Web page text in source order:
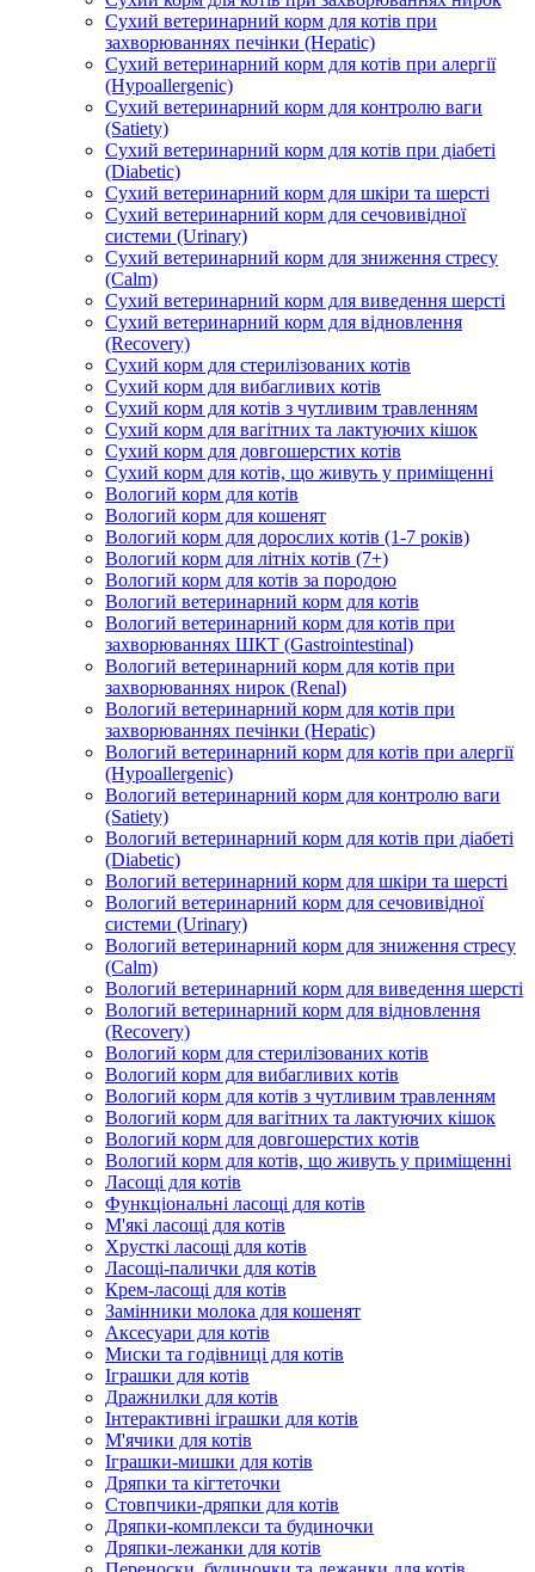
Сухий ветеринарний корм для котів при
захворюваннях печінки (Hepatic)
Сухий ветеринарний корм для котів при алергії
(Hypoallergenic)
Сухий ветеринарний корм для контролю ваги
(Satiety)
Сухий ветеринарний корм для котів при діабеті
(Diabetic)
Сухий ветеринарний корм для шкіри та шерсті
Сухий ветеринарний корм для сечовивідної
системи (Urinary)
Сухий ветеринарний корм для зниження стресу
(Calm)
Сухий ветеринарний корм для виведення шерсті
Сухий ветеринарний корм для відновлення
(Recovery)
Сухий корм для стерилізованих котів
Сухий корм для вибагливих котів
Сухий корм для котів з чутливим травленням
Сухий корм для вагітних та лактуючих кішок
Сухий корм для довгошерстих котів
Сухий корм для котів, що живуть у приміщенні
Вологий корм для котів
Вологий корм для кошенят
Вологий корм для дорослих котів (1-7 років)
Вологий корм для літніх котів (7+)
Вологий корм для котів за породою
Вологий ветеринарний корм для котів
Вологий ветеринарний корм для котів при
захворюваннях ШКТ (Gastrointestinal)
Вологий ветеринарний корм для котів при
захворюваннях нирок (Renal)
Вологий ветеринарний корм для котів при
захворюваннях печінки (Hepatic)
Вологий ветеринарний корм для котів при алергії
(Hypoallergenic)
Вологий ветеринарний корм для контролю ваги
(Satiety)
Вологий ветеринарний корм для котів при діабеті
(Diabetic)
Вологий ветеринарний корм для шкіри та шерсті
Вологий ветеринарний корм для сечовивідної
системи (Urinary)
Вологий ветеринарний корм для зниження стресу
(Calm)
Вологий ветеринарний корм для виведення шерсті
Вологий ветеринарний корм для відновлення
(Recovery)
Вологий корм для стерилізованих котів
Вологий корм для вибагливих котів
Вологий корм для котів з чутливим травленням
Вологий корм для вагітних та лактуючих кішок
Вологий корм для довгошерстих котів
Вологий корм для котів, що живуть у приміщенні
Ласощі для котів
Функціональні ласощі для котів
М'які ласощі для котів
Хрусткі ласощі для котів
Ласощі-палички для котів
Крем-ласощі для котів
Замінники молока для кошенят
Аксесуари для котів
Миски та годівниці для котів
Іграшки для котів
Дражнилки для котів
Інтерактивні іграшки для котів
М'ячики для котів
Іграшки-мишки для котів
Дряпки та кігтеточки
Стовпчики-дряпки для котів
Дряпки-комплекси та будиночки
Дряпки-лежанки для котів